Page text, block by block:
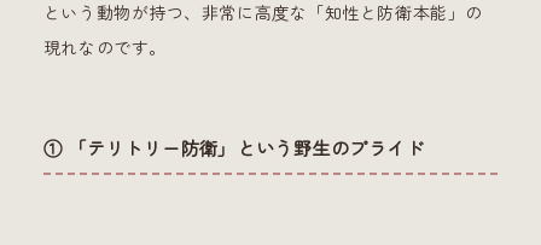
という動物が持つ、非常に高度な「知性と防衛本能」の
現れなのです。
① 「テリトリー防衛」という野生のプライド